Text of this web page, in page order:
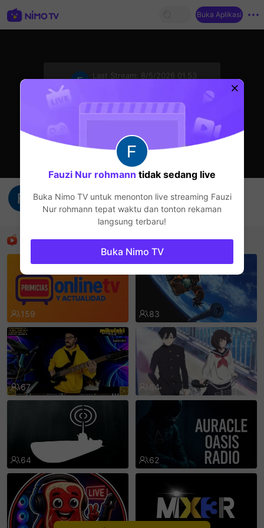
Buka Aplikasi
Last Stream:
8/5/2026 01.53
Fauzi Nur rohmann
Live Show
Rekomendasi
159 83
67 64
64 62
Fauzi Nur rohmann tidak sedang live
Buka Nimo TV untuk menonton live streaming Fauzi
Nur rohmann tepat waktu dan tonton rekaman
langsung terbaru!
Buka Nimo TV
sentinelEnd